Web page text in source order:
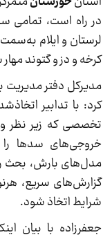
در راه است،
لرستان و ایلام
کرخه و دز و گتوند
مدیرکل دفتر مدیریت
کرد: با تدابیر
تخصصی که زیر نظر
خروجی‌های سدها
مدل‌های بارش، بحث
گزارش‌های سریع،
شرایط اتخاذ شود.
جعفرزاده با بیان